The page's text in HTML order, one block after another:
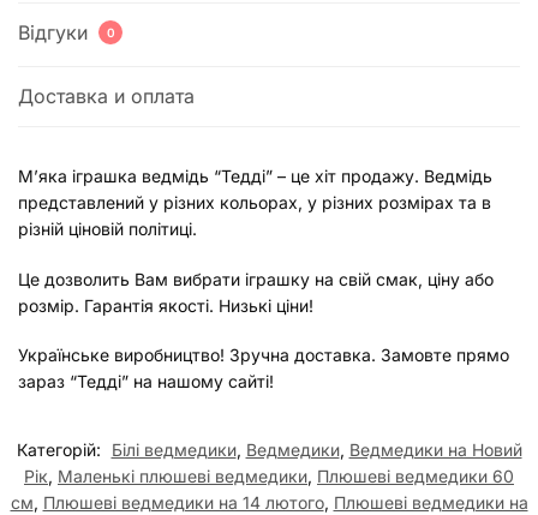
Відгуки 0
Доставка и оплата
М’яка іграшка ведмідь “Тедді” – це хіт продажу. Ведмідь
представлений у різних кольорах, у різних розмірах та в
різній ціновій політиці.
Це дозволить Вам вибрати іграшку на свій смак, ціну або
розмір. Гарантія якості. Низькі ціни!
Українське виробництво! Зручна доставка. Замовте прямо
зараз “Тедді” на нашому сайті!
Категорій: Білі ведмедики, Ведмедики, Ведмедики на Новий
Рік, Маленькі плюшеві ведмедики, Плюшеві ведмедики 60
см, Плюшеві ведмедики на 14 лютого, Плюшеві ведмедики на